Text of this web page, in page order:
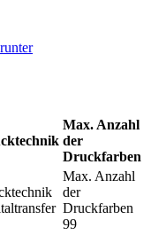
Max. Anzahl
der
Druckfarben
Max. Anzahl
der
Druckfarben
99